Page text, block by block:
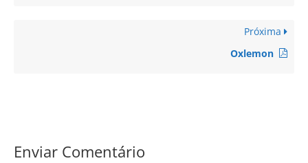
Próxima
Oxlemon
Enviar Comentário